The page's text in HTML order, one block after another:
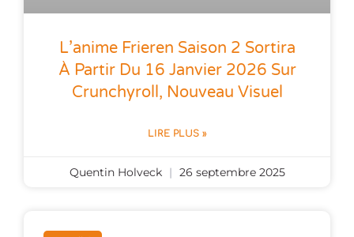
L’anime Frieren Saison 2 Sortira
À Partir Du 16 Janvier 2026 Sur
Crunchyroll, Nouveau Visuel
LIRE PLUS »
Quentin Holveck 26 septembre 2025